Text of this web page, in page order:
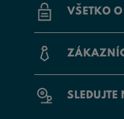
VŠETKO
SLEDUJTE